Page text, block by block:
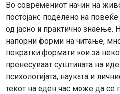
Во современиот начин на
постојано поделено на повеќе
од јасно и практично знаење.
напорни форми на читање,
пократки формати кои за
пренесуваат суштината на
психологијата, науката и
текот на еден час може да се